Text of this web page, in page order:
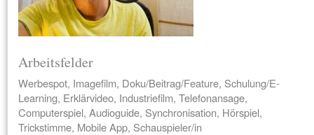
Arbeitsfelder
Werbespot, Imagefilm, Doku/Beitrag/Feature, Schulung/E-
Learning, Erklärvideo, Industriefilm, Telefonansage,
Computerspiel, Audioguide, Synchronisation, Hörspiel,
Trickstimme, Mobile App, Schauspieler/in